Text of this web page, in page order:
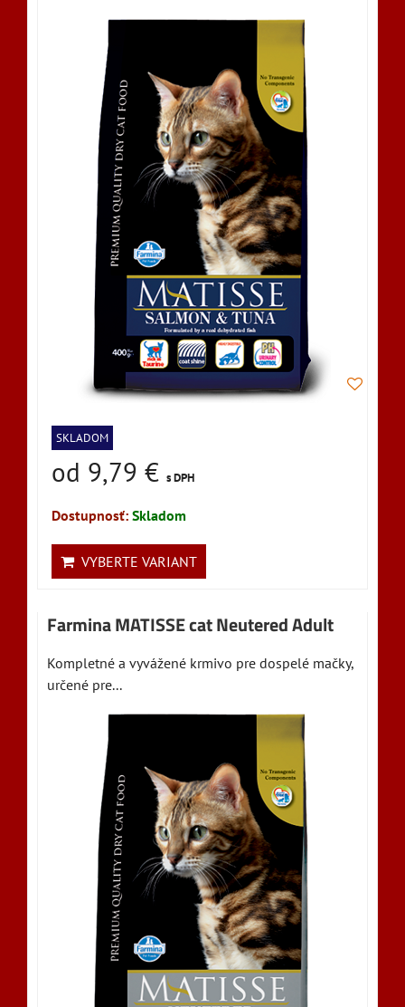
SKLADOM
od 9,79 € s DPH
Dostupnosť: Skladom
VYBERTE VARIANT
Farmina MATISSE cat Neutered Adult
Kompletné a vyvážené krmivo pre dospelé mačky,
určené pre...